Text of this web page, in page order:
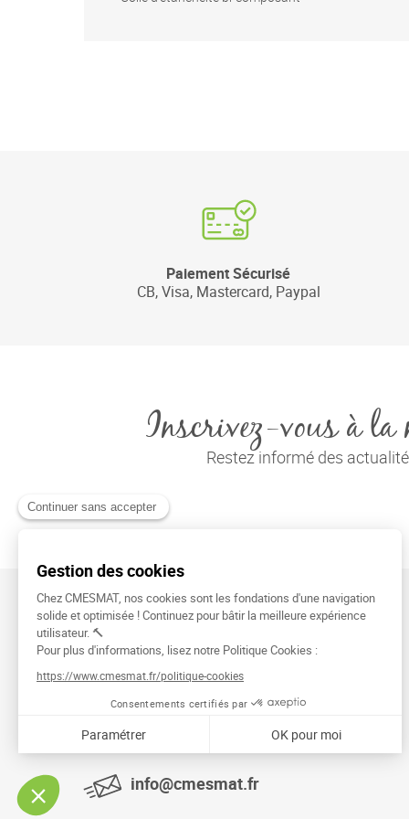
Paiement Sécurisé
CB, Visa, Mastercard, Paypal
Inscrivez-vous à la
Restez informé des
CMESMAT
91026 EVRY COURCOURONNES
info@cmesmat.fr